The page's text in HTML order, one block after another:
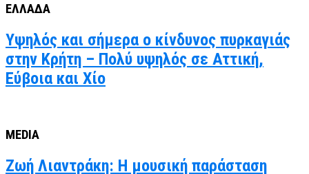
ΕΛΛΑΔΑ
Υψηλός και σήμερα ο κίνδυνος πυρκαγιάς
στην Κρήτη – Πολύ υψηλός σε Αττική,
Εύβοια και Χίο
MEDIA
Ζωή Λιαντράκη: Η μουσική παράσταση